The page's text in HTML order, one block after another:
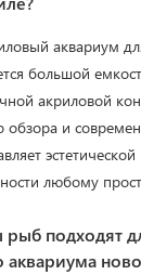
аквариум
большой
акриловой
обзора и
эстетической
любому
рыб подходят
аквариума